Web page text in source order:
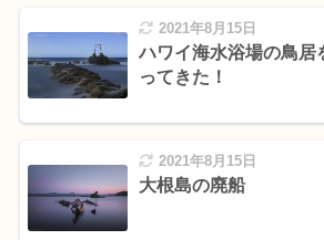
2021年8月15日
ハワイ海水浴場の鳥居
ってきた！
2021年8月15日
大根島の廃船